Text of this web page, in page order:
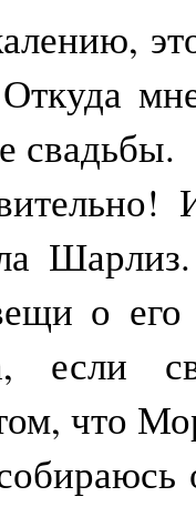
это
свадьбы.
о его
если
что